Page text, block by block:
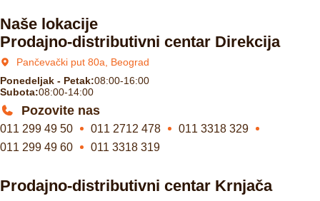
Naše lokacije
Prodajno-distributivni centar Direkcija
Pančevački put 80a, Beograd
Ponedeljak - Petak:08:00-16:00
Subota:08:00-14:00
Pozovite nas
011 299 49 50 011 2712 478
011 3318 329
011 299 49 60
011 3318 319
Prodajno-distributivni centar Krnjača